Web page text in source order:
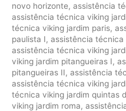
novo horizonte, assistência
assistência técnica viking
técnica viking jardim paris,
paulista I, assistência técnica
assistência técnica viking
viking jardim pitangueiras I,
pitangueiras II, assistência
assistência técnica viking
técnica viking jardim quintas
viking jardim roma,